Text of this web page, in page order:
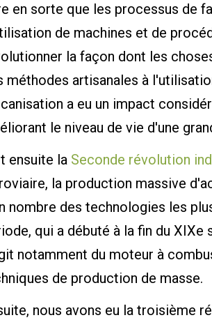
en sorte que les processus de
de machines et de
la façon dont les
méthodes artisanales à
a eu un impact
le niveau de vie d'une
ensuite la Seconde révolution
la production massive
nombre des technologies les
qui a débuté à la fin du
notamment du moteur à
de production de masse.
nous avons eu la troisième